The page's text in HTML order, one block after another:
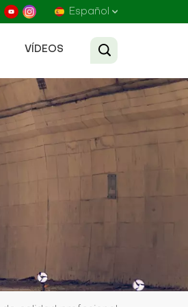
Español
Français
Русский
VÍDEOS